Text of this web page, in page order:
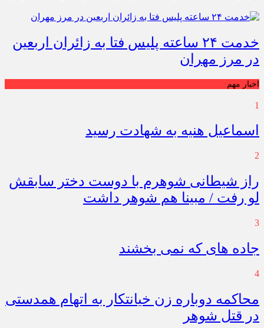
خدمت ۲۴ ساعته پلیس فتا به زائران اربعین
در مرز مهران
اخبار مهم
1
اسماعیل هنیه به شهادت رسید
2
راز شیطانی شوهرم با دوست دختر سابقش
لو رفت / مبینا هم شوهر داشت
3
جاده های که نمی بخشند
4
محاکمه دوباره زن خیانتکار به اتهام همدستی
در قتل شوهر